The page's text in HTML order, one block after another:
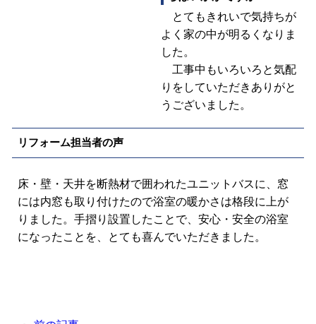
とてもきれいで気持ちが
よく家の中が明るくなりま
した。
工事中もいろいろと気配
りをしていただきありがと
うございました。
リフォーム担当者の声
床・壁・天井を断熱材で囲われたユニットバスに、窓
には内窓も取り付けたので浴室の暖かさは格段に上が
りました。手摺り設置したことで、安心・安全の浴室
になったことを、とても喜んでいただきました。